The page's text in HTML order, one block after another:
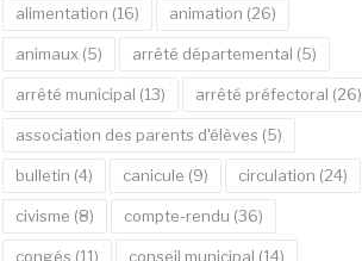
alimentation (16) animation (26)
animaux(5) arrêté départemental (5)
arrêté municipal (13) arrêté préfectoral (26)
association des parents d'élèves (5)
bulletin (4) canicule (9) circulation (24)
civisme (8) compte-rendu (36)
congés (11) conseil municipal (14)